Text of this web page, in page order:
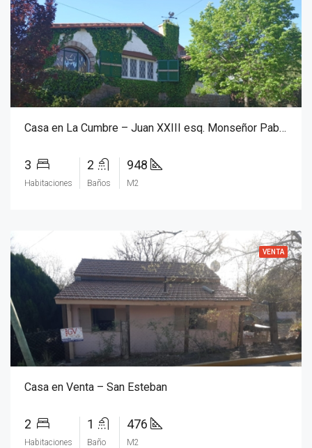
Casa en La Cumbre – Juan XXIII esq. Monseñor Pablo Cabrera
3
Habitaciones
2
Baños
948
M2
VENTA
Casa en Venta – San Esteban
2
Habitaciones
1
Baño
476
M2